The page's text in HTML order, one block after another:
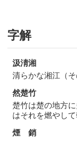
字解
汲淸湘
清らかな湘江（
然楚竹
楚竹は楚の地方
はそれを燃やし
煙 銷